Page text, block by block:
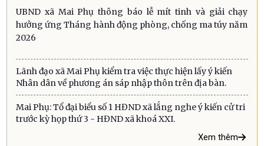
UBND xã Mai Phụ thông báo lễ mít tinh và giải chạy
hưởng ứng Tháng hành động phòng, chống ma túy năm
2026
Lãnh đạo xã Mai Phụ kiểm tra việc thực hiện lấy ý kiến
Nhân dân về phương án sáp nhập thôn trên địa bàn.
Mai Phụ: Tổ đại biểu số 1 HĐND xã lắng nghe ý kiến cử tri
trước kỳ họp thứ 3 - HĐND xã khoá XXI.
Xem thêm